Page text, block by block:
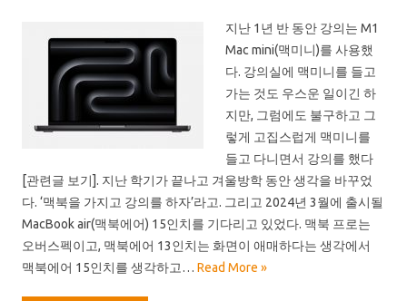
지난 1년 반 동안 강의는 M1
Mac mini(맥미니)를 사용했
다. 강의실에 맥미니를 들고
가는 것도 우스운 일이긴 하
지만, 그럼에도 불구하고 그
렇게 고집스럽게 맥미니를
들고 다니면서 강의를 했다
[관련글 보기]. 지난 학기가 끝나고 겨울방학 동안 생각을 바꾸었
다. ‘맥북을 가지고 강의를 하자’라고. 그리고 2024년 3월에 출시될
MacBook air(맥북에어) 15인치를 기다리고 있었다. 맥북 프로는
오버스펙이고, 맥북에어 13인치는 화면이 애매하다는 생각에서
맥북에어 15인치를 생각하고… Read More »